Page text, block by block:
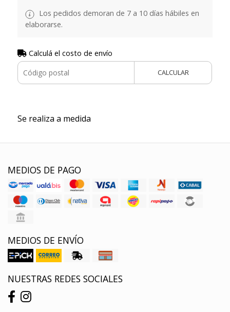
Los pedidos demoran de 7 a 10 días hábiles en
elaborarse.
Calculá el costo de envío
CALCULAR
Se realiza a medida
MEDIOS DE PAGO
MEDIOS DE ENVÍO
NUESTRAS REDES SOCIALES